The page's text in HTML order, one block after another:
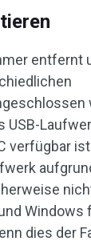
entfernt
USB-
verfügbar
Windows
dies der